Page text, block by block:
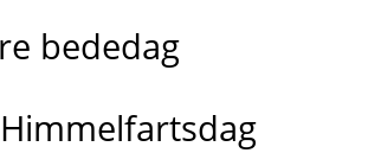
bededag